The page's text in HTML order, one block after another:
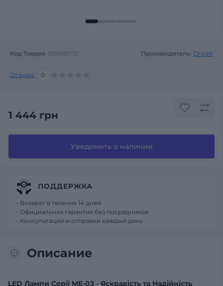
Код Товара: 999168970 Производитель: DriveX
Отзывы: 0
1 444 грн
Уведомить о наличии
Описание
LED Лампи Серії ME-03 - Яскравість та Надійність
ПОДДЕРЖКА
- Возврат в течение 14 дней
- Официальная гарантия без посредников
- Консультации и отправки каждый день